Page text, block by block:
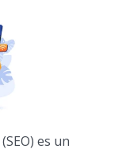
es un